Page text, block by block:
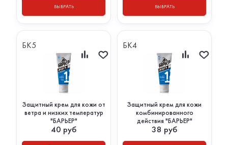
ВЫБРАТЬ ВЫБРАТЬ
БК5
Защитный крем для кожи от
ветра и низких температур
"БАРЬЕР"
40 руб
БК4
Защитный крем для кожи
комбинированного
действия "БАРЬЕР"
38 руб